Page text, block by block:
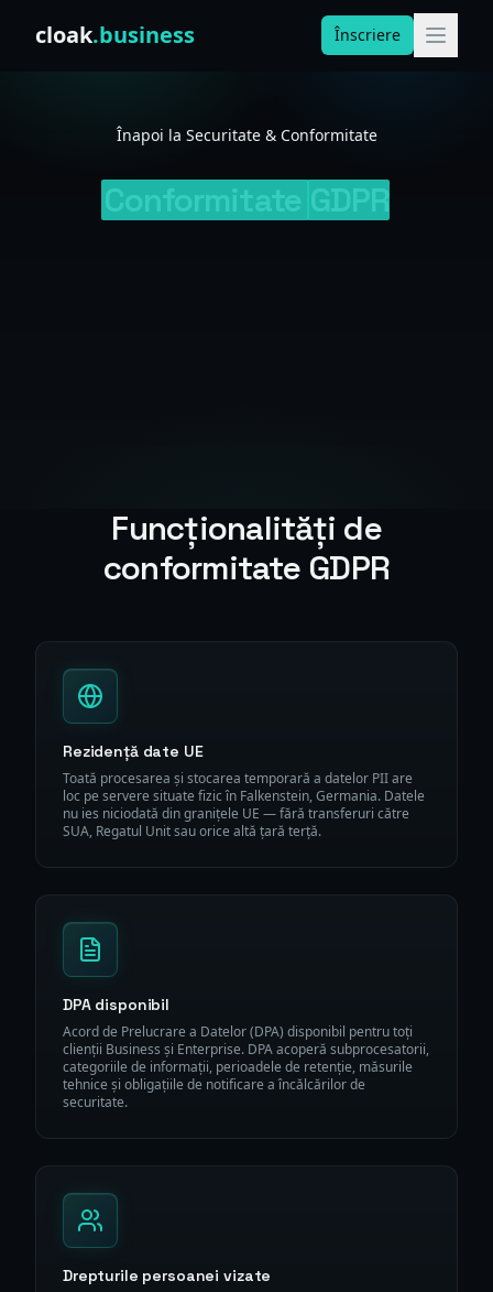
cloak.business Înscriere
Înapoi la Securitate & Conformitate
Funcționalități de
conformitate GDPR
Rezidență date UE
Toată procesarea și stocarea temporară a datelor PII are
loc pe servere situate fizic în Falkenstein, Germania. Datele
nu ies niciodată din granițele UE — fără transferuri către
SUA, Regatul Unit sau orice altă țară terță.
DPA disponibil
Acord de Prelucrare a Datelor (DPA) disponibil pentru toți
clienții Business și Enterprise. DPA acoperă subprocesatorii,
categoriile de informații, perioadele de retenție, măsurile
tehnice și obligațiile de notificare a încălcărilor de
securitate.
Drepturile persoanei vizate